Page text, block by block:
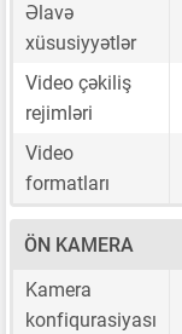
Əlavə
xüsusiyyətlər
Video çəkiliş
rejimləri
Video
formatları
ÖN KAMERA
Kamera
konfiqurasiyası